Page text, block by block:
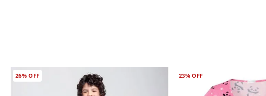
26%OFF 23%OFF